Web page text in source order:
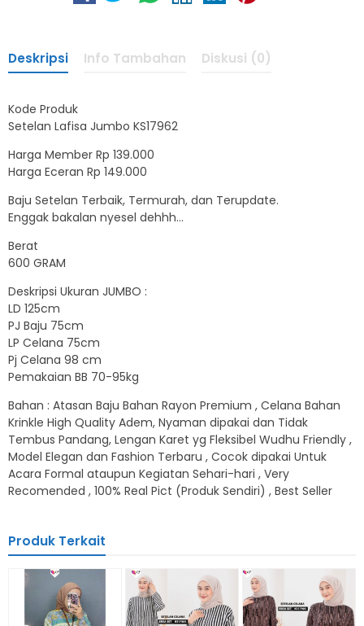
Deskripsi Info Tambahan Diskusi (0)
Kode Produk
Setelan Lafisa Jumbo KS17962
Harga Member Rp 139.000
Harga Eceran Rp 149.000
Baju Setelan Terbaik, Termurah, dan Terupdate.
Enggak bakalan nyesel dehhh…
Berat
600 GRAM
Deskripsi Ukuran JUMBO :
LD 125cm
PJ Baju 75cm
LP Celana 75cm
Pj Celana 98 cm
Pemakaian BB 70-95kg
Bahan : Atasan Baju Bahan Rayon Premium , Celana Bahan
Krinkle High Quality Adem, Nyaman dipakai dan Tidak
Tembus Pandang, Lengan Karet yg Fleksibel Wudhu Friendly ,
Model Elegan dan Fashion Terbaru , Cocok dipakai Untuk
Acara Formal ataupun Kegiatan Sehari-hari , Very
Recomended , 100% Real Pict (Produk Sendiri) , Best Seller
Produk Terkait